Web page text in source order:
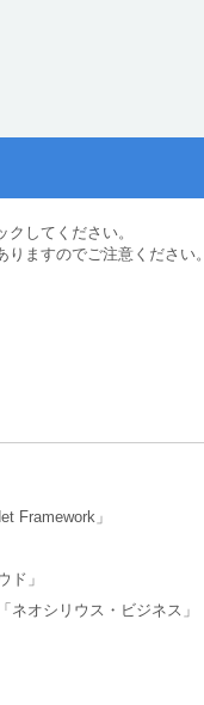
してください。
ますのでご注意ください。
Framework」
ド」
オシリウス・ビジネス」